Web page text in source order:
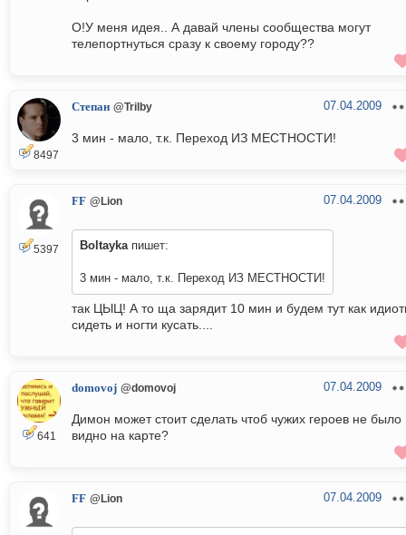
О!У меня идея.. А давай члены сообщества могут
телепортнуться сразу к своему городу??
8497
Степан @Trilby 07.04.2009
3 мин - мало, т.к. Переход ИЗ МЕСТНОСТИ!
5397
FF @Lion 07.04.2009
Boltaykaпишет:
3 мин - мало, т.к. Переход ИЗ МЕСТНОСТИ!
так ЦЫЦ! А то ща зарядит 10 мин и будем тут как
сидеть и ногти кусать....
641
domovoj @domovoj 07.04.2009
Димон может стоит сделать чтоб чужих героев не было
видно на карте?
FF @Lion 07.04.2009